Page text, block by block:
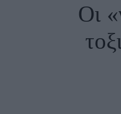
Woman Power
Οι